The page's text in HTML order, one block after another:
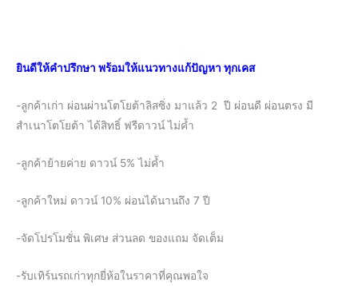
ยินดีให้คำปรึกษา พร้อมให้แนวทางแก้ปัญหา ทุกเคส
-ลูกค้าเก่า ผ่อนผ่านโตโยต้าลิสซิ่ง มาแล้ว 2 ปี ผ่อนดี ผ่อนตรง มี
สำเนาโตโยต้า ได้สิทธิ์ ฟรีดาวน์ ไม่ค้ำ
-ลูกค้าย้ายค่าย ดาวน์ 5% ไม่ค้ำ
-ลูกค้าใหม่ ดาวน์ 10% ผ่อนได้นานถึง 7 ปี
-จัดโปรโมชั่น พิเศษ ส่วนลด ของแถม จัดเต็ม
-รับเทิร์นรถเก่าทุกยี่ห้อในราคาที่คุณพอใจ